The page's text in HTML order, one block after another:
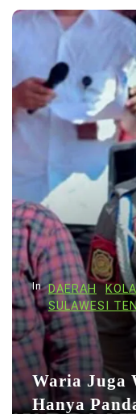
a
i
g
a
s
o
s
In DAERAH
SULAWESI
Waria Juga
Hanya